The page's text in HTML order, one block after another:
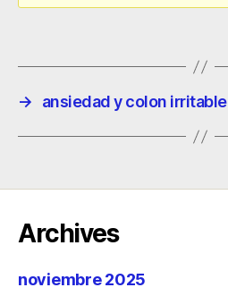
→ ansiedad y colon irritable
Archives
noviembre 2025